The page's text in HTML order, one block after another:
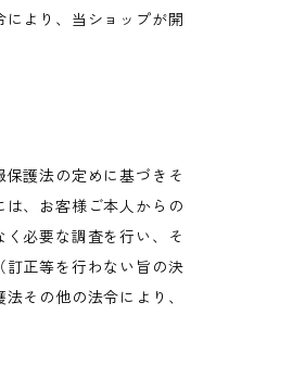
より、当ショップが開
護法の定めに基づきそ
、お客様ご本人からの
必要な調査を行い、そ
訂正等を行わない旨の決
その他の法令により、